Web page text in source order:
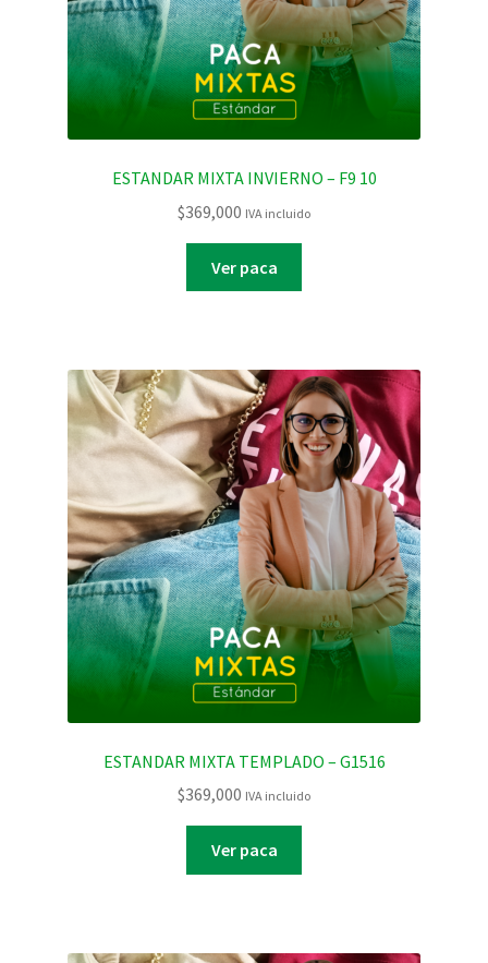
ESTANDAR MIXTA INVIERNO – F9 10
$369,000 IVA incluido
Ver paca
ESTANDAR MIXTA TEMPLADO – G1516
$369,000 IVA incluido
Ver paca